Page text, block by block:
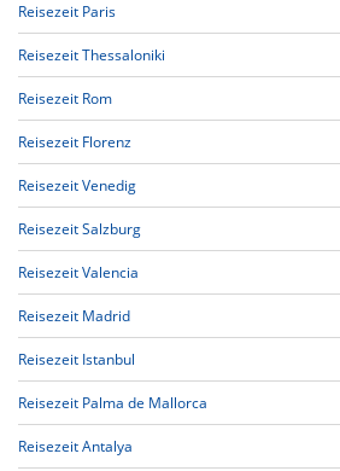
Reisezeit Paris
Reisezeit Thessaloniki
Reisezeit Rom
Reisezeit Florenz
Reisezeit Venedig
Reisezeit Salzburg
Reisezeit Valencia
Reisezeit Madrid
Reisezeit Istanbul
Reisezeit Palma de Mallorca
Reisezeit Antalya